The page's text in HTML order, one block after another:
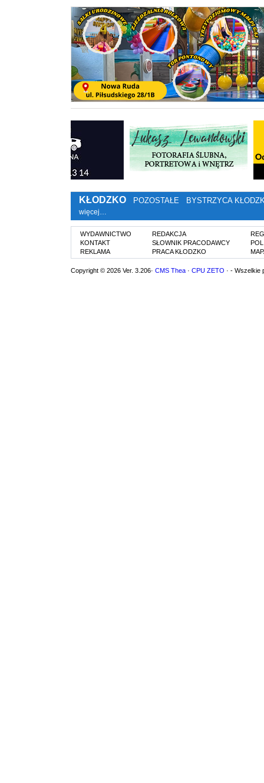
KŁODZKO POZOSTAŁE BYSTRZYCA
więcej…
WYDAWNICTWO
KONTAKT
REKLAMA
REDAKCJA
SŁOWNIK PRACODAWCY
PRACA KŁODZKO
Copyright © 2026 Ver. 3.206· CMS Thea · CPU ZETO · - Wszelkie